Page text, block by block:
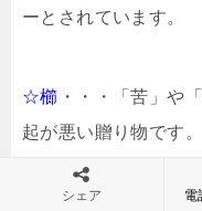
ーとされています。
☆櫛 ・・・「苦」や
起が悪い贈り物です。
シェア 電